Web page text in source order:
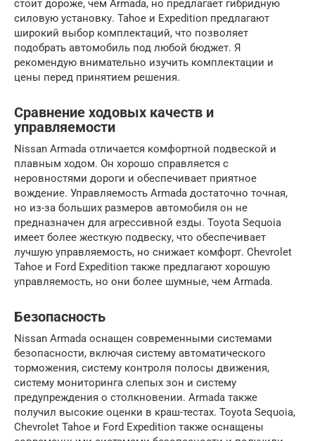
стоит дороже, чем Armada, но предлагает гибридную
силовую установку. Tahoe и Expedition предлагают
широкий выбор комплектаций, что позволяет
подобрать автомобиль под любой бюджет. Я
рекомендую внимательно изучить комплектации и
цены перед принятием решения.
Сравнение ходовых качеств и
управляемости
Nissan Armada отличается комфортной подвеской и
плавным ходом. Он хорошо справляется с
неровностями дороги и обеспечивает приятное
вождение. Управляемость Armada достаточно точная,
но из-за больших размеров автомобиля он не
предназначен для агрессивной езды. Toyota Sequoia
имеет более жесткую подвеску, что обеспечивает
лучшую управляемость, но снижает комфорт. Chevrolet
Tahoe и Ford Expedition также предлагают хорошую
управляемость, но они более шумные, чем Armada.
Безопасность
Nissan Armada оснащен современными системами
безопасности, включая систему автоматического
торможения, систему контроля полосы движения,
систему мониторинга слепых зон и систему
предупреждения о столкновении. Armada также
получил высокие оценки в краш-тестах. Toyota Sequoia,
Chevrolet Tahoe и Ford Expedition также оснащены